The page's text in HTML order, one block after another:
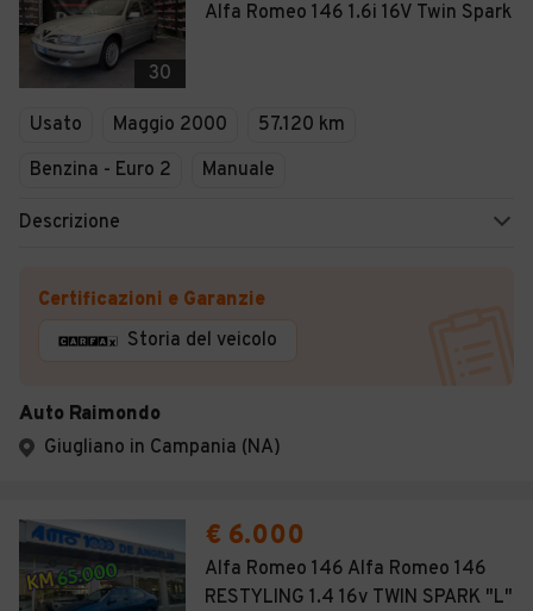
30
Alfa Romeo 146 1.6i 16V Twin Spark
Usato Maggio 2000
57.120 km
Benzina - Euro 2
Manuale
Descrizione
Certificazioni e Garanzie
Storia del veicolo
Auto Raimondo
Giugliano in Campania (NA)
€ 6.000
Alfa Romeo 146 Alfa Romeo 146
RESTYLING 1.4 16v TWIN SPARK "L"